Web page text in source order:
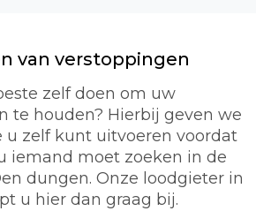
van verstoppingen
zelf doen om uw
te houden? Hierbij geven we
u zelf kunt uitvoeren voordat
iemand moet zoeken in de
dungen. Onze loodgieter in
u hier dan graag bij.